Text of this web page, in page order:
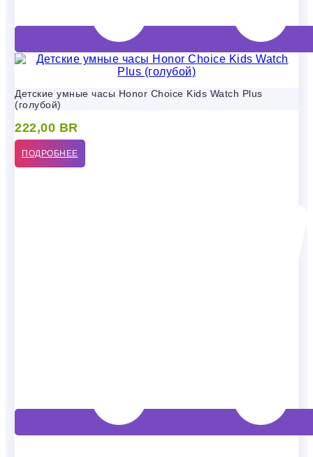
Детские умные часы Honor Choice Kids Watch Plus
(голубой)
222,00 BR
ПОДРОБНЕЕ